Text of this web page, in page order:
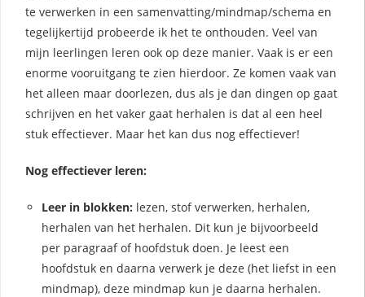
te verwerken in een samenvatting/mindmap/schema en
tegelijkertijd probeerde ik het te onthouden. Veel van
mijn leerlingen leren ook op deze manier. Vaak is er een
enorme vooruitgang te zien hierdoor. Ze komen vaak van
het alleen maar doorlezen, dus als je dan dingen op gaat
schrijven en het vaker gaat herhalen is dat al een heel
stuk effectiever. Maar het kan dus nog effectiever!
Nog effectiever leren:
Leer in blokken: lezen, stof verwerken, herhalen,
herhalen van het herhalen. Dit kun je bijvoorbeeld
per paragraaf of hoofdstuk doen. Je leest een
hoofdstuk en daarna verwerk je deze (het liefst in een
mindmap), deze mindmap kun je daarna herhalen.